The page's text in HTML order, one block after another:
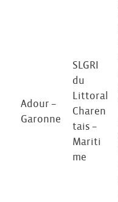
Adour –
Garonne
SLGRI
du
Littoral
Charen
tais –
Mariti
me